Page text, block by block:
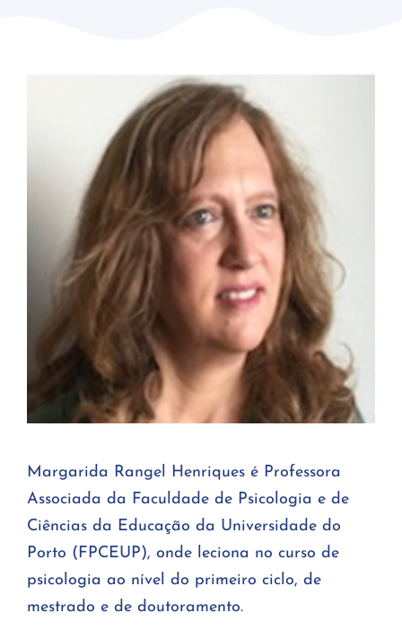
Margarida Rangel Henriques é Professora
Associada da Faculdade de Psicologia e de
Ciências da Educação da Universidade do
Porto (FPCEUP), onde leciona no curso de
psicologia ao nível do primeiro ciclo, de
mestrado e de doutoramento.